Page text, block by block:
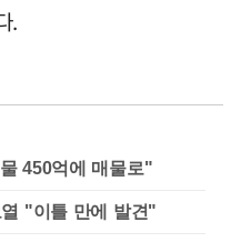
.
450억에 매물로"
"이틀 만에 발견"